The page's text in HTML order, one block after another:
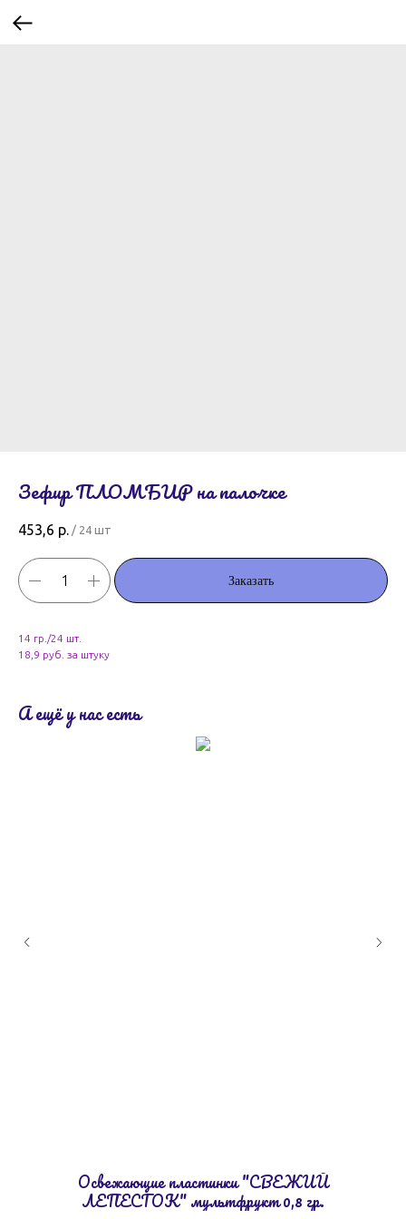
Зефир ПЛОМБИР на палочке
453,6 р. / 24 шт
Заказать
14 гр./24 шт.
18,9 руб. за штуку
А ещё у нас есть
Освежающие пластинки "СВЕЖИЙ
ЛЕПЕСТОК" мультфрукт 0,8 гр.